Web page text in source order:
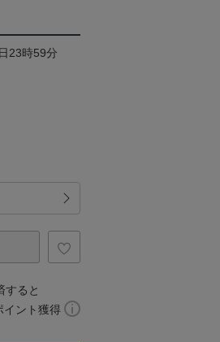
23時59分
すると
イント獲得